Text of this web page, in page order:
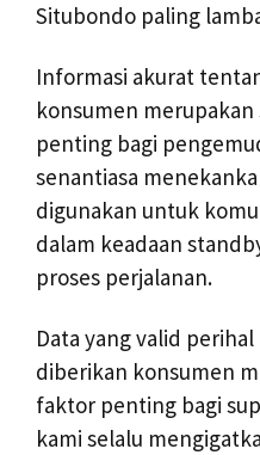
Situbondo paling
Informasi akurat
konsumen
penting bagi
senantiasa
digunakan untuk
dalam keadaan
proses perjalanan.
Data yang valid
diberikan konsumen
faktor penting bagi
kami selalu